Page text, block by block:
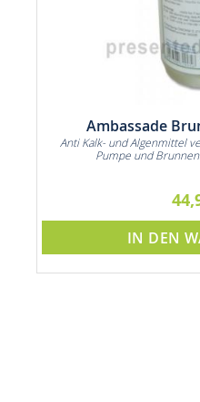
Ambassade
Anti Kalk- und Algenmittel
Pumpe und
IN DEN